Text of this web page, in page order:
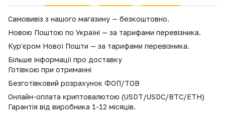
Самовивіз з нашого магазину — безкоштовно.
Новою Поштою по Україні — за тарифами перевізника.
Кур'єром Нової Пошти — за тарифами перевізника.
Більше інформації про доставку
Готівкою при отриманні
Безготівковий розрахунок ФОП/ТОВ
Онлайн-оплата криптовалютою (USDT/USDC/BTC/ETH)
Гарантія від виробника 1-12 місяців.